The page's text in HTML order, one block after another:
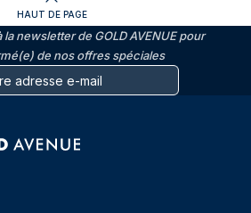
HAUT DE PAGE
la newsletter de GOLD AVENUE pour
de nos offres spéciales